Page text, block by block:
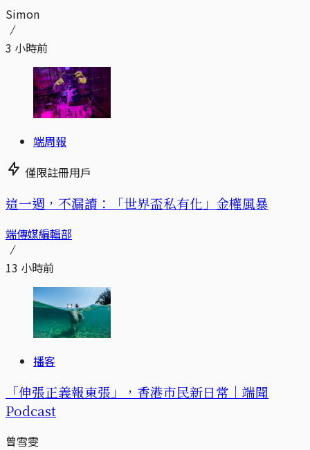
Simon
3 小時前
端周報
僅限註冊用戶
這一週，不漏讀：「世界盃私有化」金權風暴
端傳媒編輯部
13 小時前
播客
「伸張正義報東張」，香港市民新日常｜端聞
Podcast
曾雪雯